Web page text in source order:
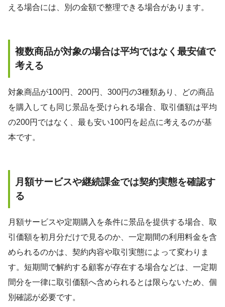
える場合には、別の金額で整理できる場合があります。
複数商品が対象の場合は平均ではなく最安値で
考える
対象商品が100円、200円、300円の3種類あり、どの商品
を購入しても同じ景品を受けられる場合、取引価額は平均
の200円ではなく、最も安い100円を起点に考えるのが基
本です。
月額サービスや継続課金では契約実態を確認す
る
月額サービスや定期購入を条件に景品を提供する場合、取
引価額を初月分だけで見るのか、一定期間の利用料金を含
められるのかは、契約内容や取引実態によって変わりま
す。短期間で解約する顧客が存在する場合などは、一定期
間分を一律に取引価額へ含められるとは限らないため、個
別確認が必要です。